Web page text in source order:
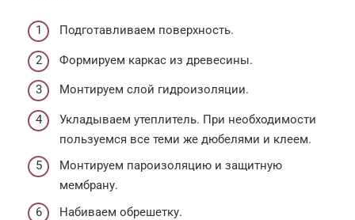
Подготавливаем поверхность.
Формируем каркас из древесины.
Монтируем слой гидроизоляции.
Укладываем утеплитель. При необходимости
пользуемся все теми же дюбелями и клеем.
Монтируем пароизоляцию и защитную
мембрану.
Набиваем обрешетку.